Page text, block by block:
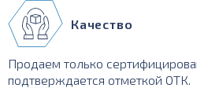
Качество
Продаем только
подтверждается отметкой ОТК.